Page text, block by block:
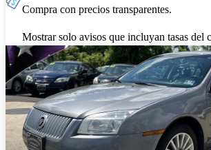
Compra con precios transparentes.
Mostrar solo avisos que incluyan tasas del